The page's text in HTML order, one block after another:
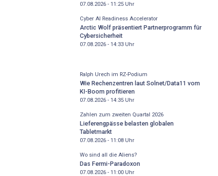
07.08.2026 - 11:25Uhr
Cyber AI Readiness Accelerator
Arctic Wolf präsentiert Partnerprogramm für
Cybersicherheit
07.08.2026 - 14:33Uhr
Ralph Urech im RZ-Podium
Wie Rechenzentren laut Solnet/Data11 vom
KI-Boom profitieren
07.08.2026 - 14:35Uhr
Zahlen zum zweiten Quartal 2026
Lieferengpässe belasten globalen
Tabletmarkt
07.08.2026 - 11:08Uhr
Wo sind all die Aliens?
Das Fermi-Paradoxon
07.08.2026 - 11:00Uhr